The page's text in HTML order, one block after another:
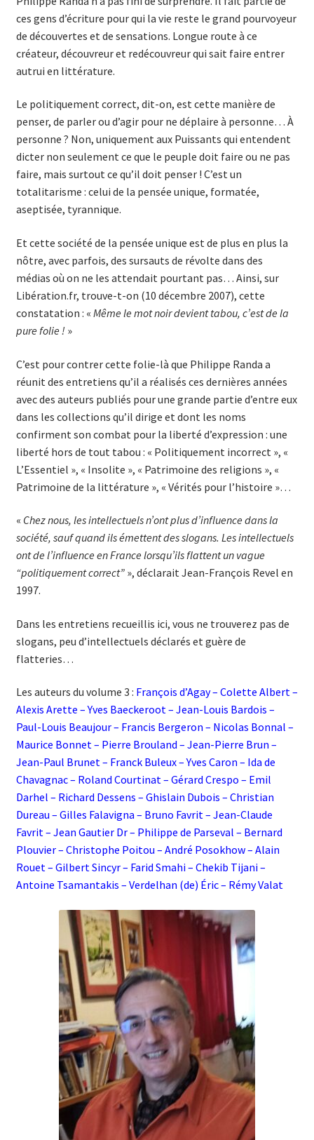
ces gens d’écriture pour qui la vie reste le grand pourvoyeur
de découvertes et de sensations. Longue route à ce
créateur, découvreur et redécouvreur qui sait faire entrer
autrui en littérature.
Le politiquement correct, dit-on, est cette manière de
penser, de parler ou d’agir pour ne déplaire à personne… À
personne ? Non, uniquement aux Puissants qui entendent
dicter non seulement ce que le peuple doit faire ou ne pas
faire, mais surtout ce qu’il doit penser ! C’est un
totalitarisme : celui de la pensée unique, formatée,
aseptisée, tyrannique.
Et cette société de la pensée unique est de plus en plus la
nôtre, avec parfois, des sursauts de révolte dans des
médias où on ne les attendait pourtant pas… Ainsi, sur
Libération.fr, trouve-t-on (10 décembre 2007), cette
constatation : « Même le mot noir devient tabou, c’est de la
pure folie ! »
C’est pour contrer cette folie-là que Philippe Randa a
réunit des entretiens qu’il a réalisés ces dernières années
avec des auteurs publiés pour une grande partie d’entre eux
dans les collections qu’il dirige et dont les noms
confirment son combat pour la liberté d’expression : une
liberté hors de tout tabou : « Politiquement incorrect », «
L’Essentiel », « Insolite », « Patrimoine des religions », «
Patrimoine de la littérature », « Vérités pour l’histoire »…
« Chez nous, les intellectuels n’ont plus d’influence dans la
société, sauf quand ils émettent des slogans. Les intellectuels
ont de l’influence en France lorsqu’ils flattent un vague
“politiquement correct”», déclarait Jean-François Revel en
1997.
Dans les entretiens recueillis ici, vous ne trouverez pas de
slogans, peu d’intellectuels déclarés et guère de
flatteries…
Les auteurs du volume 3 : François d’Agay – Colette Albert –
Alexis Arette – Yves Baeckeroot – Jean-Louis Bardois –
Paul-Louis Beaujour – Francis Bergeron – Nicolas Bonnal –
Maurice Bonnet – Pierre Brouland – Jean-Pierre Brun –
Jean-Paul Brunet – Franck Buleux – Yves Caron – Ida de
Chavagnac – Roland Courtinat – Gérard Crespo – Emil
Darhel – Richard Dessens – Ghislain Dubois – Christian
Dureau – Gilles Falavigna – Bruno Favrit – Jean-Claude
Favrit – Jean Gautier Dr – Philippe de Parseval – Bernard
Plouvier – Christophe Poitou – André Posokhow – Alain
Rouet – Gilbert Sincyr – Farid Smahi – Chekib Tijani –
Antoine Tsamantakis – Verdelhan (de) Éric – Rémy Valat